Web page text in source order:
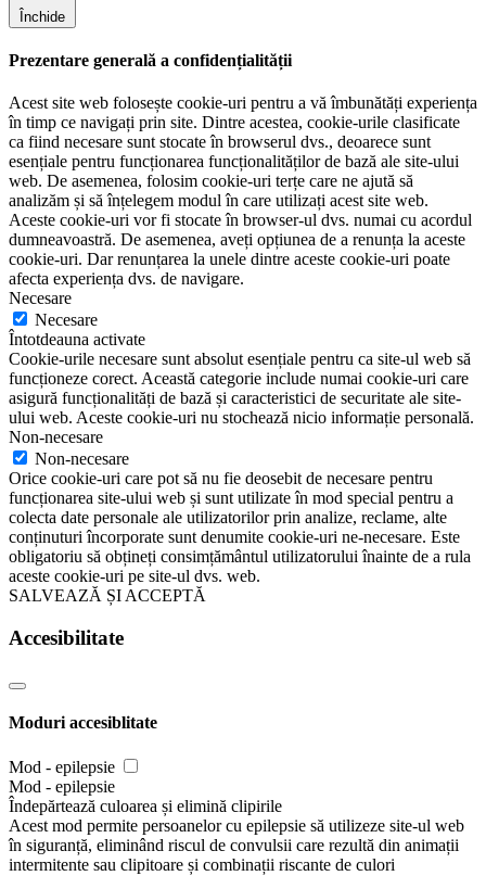
Închide
Prezentare generală a confidențialității
Acest site web folosește cookie-uri pentru a vă îmbunătăți experiența
în timp ce navigați prin site. Dintre acestea, cookie-urile clasificate
ca fiind necesare sunt stocate în browserul dvs., deoarece sunt
esențiale pentru funcționarea funcționalităților de bază ale site-ului
web. De asemenea, folosim cookie-uri terțe care ne ajută să
analizăm și să înțelegem modul în care utilizați acest site web.
Aceste cookie-uri vor fi stocate în browser-ul dvs. numai cu acordul
dumneavoastră. De asemenea, aveți opțiunea de a renunța la aceste
cookie-uri. Dar renunțarea la unele dintre aceste cookie-uri poate
afecta experiența dvs. de navigare.
Necesare
Necesare
Întotdeauna activate
Cookie-urile necesare sunt absolut esențiale pentru ca site-ul web să
funcționeze corect. Această categorie include numai cookie-uri care
asigură funcționalități de bază și caracteristici de securitate ale site-
ului web. Aceste cookie-uri nu stochează nicio informație personală.
Non-necesare
Non-necesare
Orice cookie-uri care pot să nu fie deosebit de necesare pentru
funcționarea site-ului web și sunt utilizate în mod special pentru a
colecta date personale ale utilizatorilor prin analize, reclame, alte
conținuturi încorporate sunt denumite cookie-uri ne-necesare. Este
obligatoriu să obțineți consimțământul utilizatorului înainte de a rula
aceste cookie-uri pe site-ul dvs. web.
SALVEAZĂ ȘI ACCEPTĂ
Accesibilitate
Moduri accesiblitate
Mod - epilepsie
Mod - epilepsie
Îndepărtează culoarea și elimină clipirile
Acest mod permite persoanelor cu epilepsie să utilizeze site-ul web
în siguranță, eliminând riscul de convulsii care rezultă din animații
intermitente sau clipitoare și combinații riscante de culori